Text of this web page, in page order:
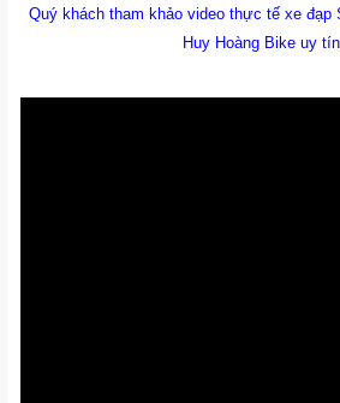
Quý khách tham khảo video thực tế xe đạp
Huy Hoàng Bike uy tín